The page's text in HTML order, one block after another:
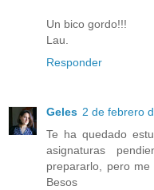
Un bico gordo!!!
Lau.
Responder
Geles 2 de febrero
Te ha quedado
asignaturas
prepararlo, pero
Besos